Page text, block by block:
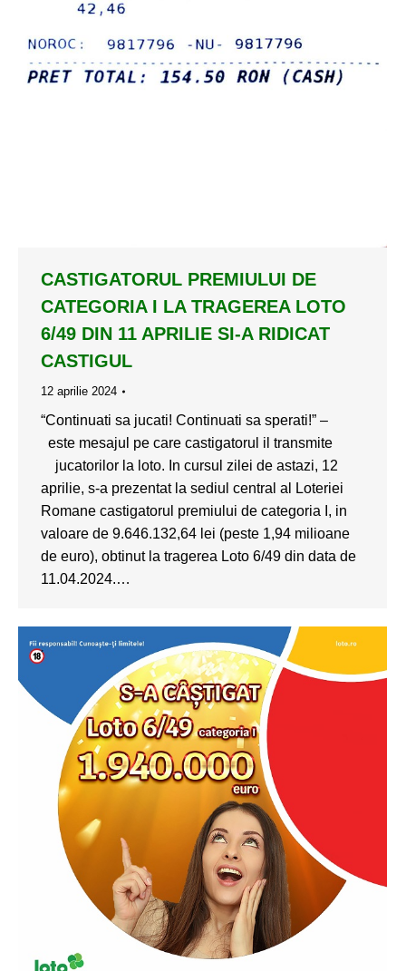
CASTIGATORUL PREMIULUI DE
CATEGORIA I LA TRAGEREA LOTO
6/49 DIN 11 APRILIE SI-A RIDICAT
CASTIGUL
12 aprilie 2024
“Continuati sa jucati! Continuati sa sperati!” –
este mesajul pe care castigatorul il transmite
jucatorilor la loto. In cursul zilei de astazi, 12
aprilie, s-a prezentat la sediul central al Loteriei
Romane castigatorul premiului de categoria I, in
valoare de 9.646.132,64 lei (peste 1,94 milioane
de euro), obtinut la tragerea Loto 6/49 din data de
11.04.2024.…